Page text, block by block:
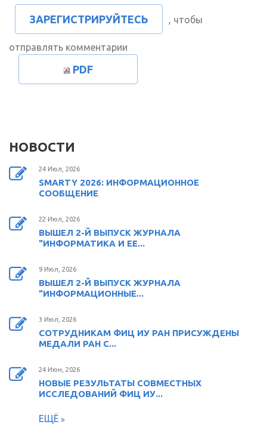
ЗАРЕГИСТРИРУЙТЕСЬ , чтобы
отправлять комментарии
PDF
НОВОСТИ
24 Июл, 2026
SMARTY 2026: ИНФОРМАЦИОННОЕ
СООБЩЕНИЕ
22 Июл, 2026
ВЫШЕЛ 2-Й ВЫПУСК ЖУРНАЛА
"ИНФОРМАТИКА И ЕЕ...
9 Июл, 2026
ВЫШЕЛ 2-Й ВЫПУСК ЖУРНАЛА
"ИНФОРМАЦИОННЫЕ...
3 Июл, 2026
СОТРУДНИКАМ ФИЦ ИУ РАН ПРИСУЖДЕНЫ
МЕДАЛИ РАН С...
24 Июн, 2026
НОВЫЕ РЕЗУЛЬТАТЫ СОВМЕСТНЫХ
ИССЛЕДОВАНИЙ ФИЦ ИУ...
ЕЩЁ